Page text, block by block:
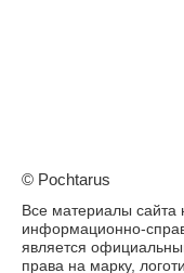
© Pochtarus
Все материалы сайта
информационно-
является
права на марку,